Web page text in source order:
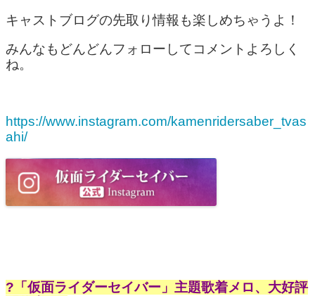
キャストブログの先取り情報も楽しめちゃうよ！
みんなもどんどんフォローしてコメントよろしく
ね。
https://www.instagram.com/kamenridersaber_tvas
ahi/
?「仮面ライダーセイバー」主題歌着メロ、大好評